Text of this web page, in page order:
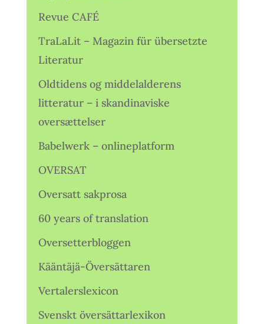
Revue CAFÉ
TraLaLit – Magazin für übersetzte
Literatur
Oldtidens og middelalderens
litteratur – i skandinaviske
oversættelser
Babelwerk – onlineplatform
OVERSAT
Oversatt sakprosa
60 years of translation
Oversetterbloggen
Kääntäjä-Översättaren
Vertalerslexicon
Svenskt översättarlexikon